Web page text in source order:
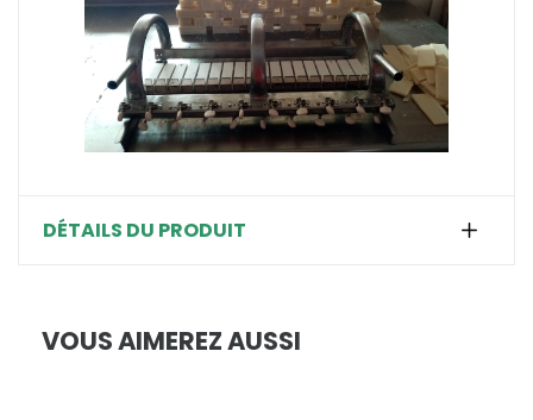
DÉTAILS DU PRODUIT
VOUS AIMEREZ AUSSI